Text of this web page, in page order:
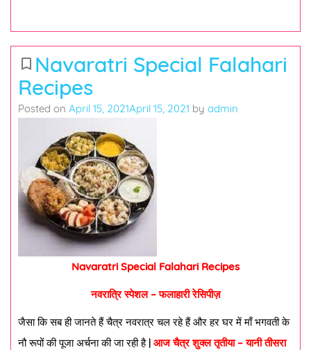
bookmark_border Navaratri Special Falahari
Recipes
Posted on April 15, 2021April 15, 2021 by admin
Navaratri Special Falahari Recipes
नवरात्रि स्पेशल – फलाहारी रेसिपीज़
जैसा कि सब ही जानते हैं चैत्र नवरात्र चल रहे हैं और हर घर में माँ भगवती के
नौ रूपों की पूजा अर्चना की जा रही है | आज चैत्र शुक्ल तृतीया – यानी तीसरा